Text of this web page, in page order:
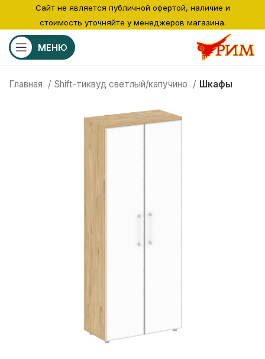
МЕНЮ
Главная Shift-тиквуд светлый/капучино Шкафы
Сайт не является публичной офертой, наличие и
стоимость уточняйте у менеджеров магазина.